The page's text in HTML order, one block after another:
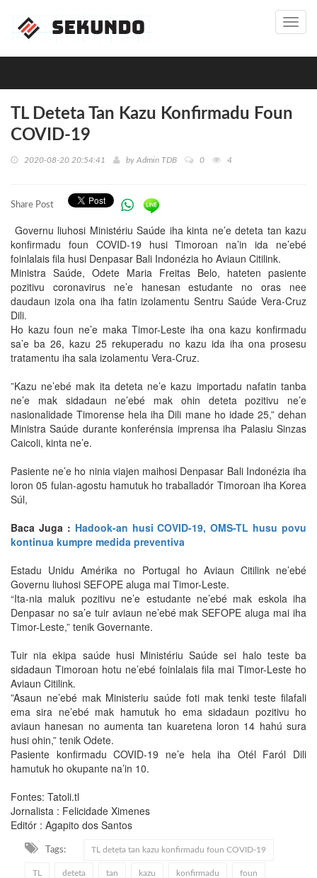
TL Deteta Tan Kazu Konfirmadu Foun
COVID-19
2020-08-20 20:54:41 by Admin TDB 0 4
Share Post
Governu liuhosi Ministériu Saúde iha kinta ne’e deteta tan kazu
konfirmadu foun COVID-19 husi Timoroan na’in ida ne’ebé
foinlalais fila husi Denpasar Bali Indonézia ho Aviaun Citilink.
Ministra Saúde, Odete Maria Freitas Belo, hateten pasiente
pozitivu coronavirus ne’e hanesan estudante no oras nee
daudaun izola ona iha fatin izolamentu Sentru Saúde Vera-Cruz
Dili.
Ho kazu foun ne’e maka Timor-Leste iha ona kazu konfirmadu
sa’e ba 26, kazu 25 rekuperadu no kazu ida iha ona prosesu
tratamentu iha sala izolamentu Vera-Cruz.
”Kazu ne’ebé mak ita deteta ne’e kazu importadu nafatin tanba
ne’e mak sidadaun ne’ebé mak ohin deteta pozitivu ne’e
nasionalidade Timorense hela iha Dili mane ho idade 25,” dehan
Ministra Saúde durante konferénsia imprensa iha Palasiu Sinzas
Caicoli, kinta ne’e.
Pasiente ne’e ho ninia viajen maihosi Denpasar Bali Indonézia iha
loron 05 fulan-agostu hamutuk ho traballadór Timoroan iha Korea
Súl,
Baca Juga : Hadook-an husi COVID-19, OMS-TL husu povu
kontinua kumpre medida preventiva
Estadu Unidu Amérika no Portugal ho Aviaun Citilink ne’ebé
Governu liuhosi SEFOPE aluga mai Timor-Leste.
“Ita-nia maluk pozitivu ne’e estudante ne’ebé mak eskola iha
Denpasar no sa’e tuir aviaun ne’ebé mak SEFOPE aluga mai iha
Timor-Leste,” tenik Governante.
Tuir nia ekipa saúde husi Ministériu Saúde sei halo teste ba
sidadaun Timoroan hotu ne’ebé foinlalais fila mai Timor-Leste ho
Aviaun Citilink.
”Asaun ne’ebé mak Ministeriu saúde foti mak tenki teste filafali
ema sira ne’ebé mak hamutuk ho ema sidadaun pozitivu ho
aviaun hanesan no aumenta tan kuaretena loron 14 hahú sura
husi ohin,” tenik Odete.
Pasiente konfirmadu COVID-19 ne’e hela iha Otél Faról Dili
hamutuk ho okupante na’in 10.
Fontes: Tatoli.tl
Jornalista : Felicidade Ximenes
Editór : Agapito dos Santos
Tags: TL deteta tan kazu konfirmadu foun COVID-19
TL deteta tan kazu konfirmadu foun